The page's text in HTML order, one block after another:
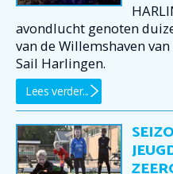
avondlucht genoten
van de Willemshaven
Sail Harlingen.
Lees verder...